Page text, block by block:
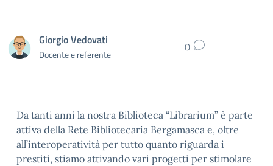
Giorgio Vedovati
Docente e referente 0
Da tanti anni la nostra Biblioteca “Librarium” è parte
attiva della Rete Bibliotecaria Bergamasca e, oltre
all’interoperatività per tutto quanto riguarda i
prestiti, stiamo attivando vari progetti per stimolare